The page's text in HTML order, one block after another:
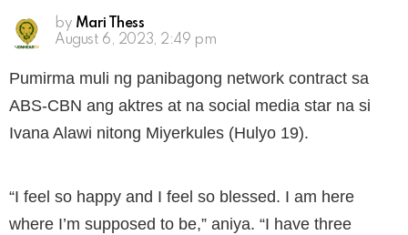
by Mari Thess
August 6, 2023, 2:49 pm
Pumirma muli ng panibagong network contract sa
ABS-CBN ang aktres at na social media star na si
Ivana Alawi nitong Miyerkules (Hulyo 19).
“I feel so happy and I feel so blessed. I am here
where I’m supposed to be,” aniya. “I have three